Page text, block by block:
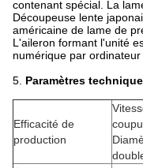
contenant spécial. La
Découpeuse lente
américaine de lame de
L'aileron formant l'unité
numérique par
5. Paramètres
Efficacité de
production